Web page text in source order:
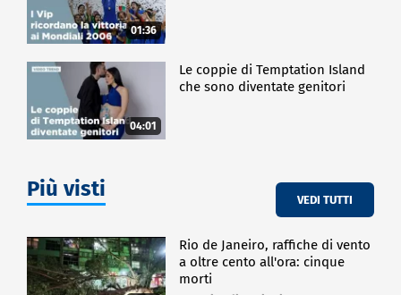
01:36
04:01
Le coppie di Temptation Island
che sono diventate genitori
Più visti VEDI TUTTI
Rio de Janeiro, raffiche di vento
a oltre cento all'ora: cinque
morti